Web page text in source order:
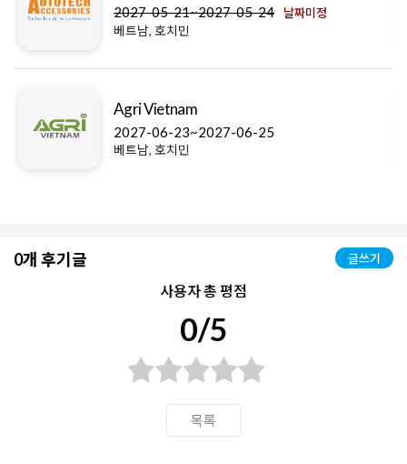
2027-05-21~2027-05-24 날짜미정
베트남, 호치민
Agri Vietnam
2027-06-23~2027-06-25
베트남, 호치민
0개 후기글 글쓰기
사용자 총 평점
0/5
목록